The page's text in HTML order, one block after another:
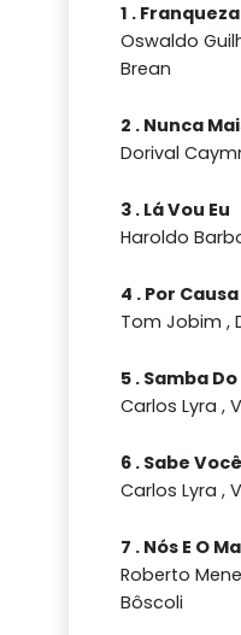
1 . Franqueza
Oswaldo
Brean
2 . Nunca
Dorival
3 . Lá Vou Eu
Haroldo
4 . Por
Tom Jobim ,
5 . Samba
Carlos Lyra ,
6 . Sabe
Carlos Lyra ,
7 . Nós E O
Roberto
Bôscoli